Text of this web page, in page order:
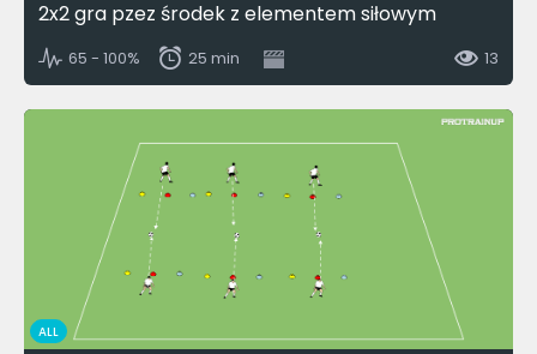
2x2 gra pzez środek z elementem siłowym
65 - 100% 25 min 13
ALL